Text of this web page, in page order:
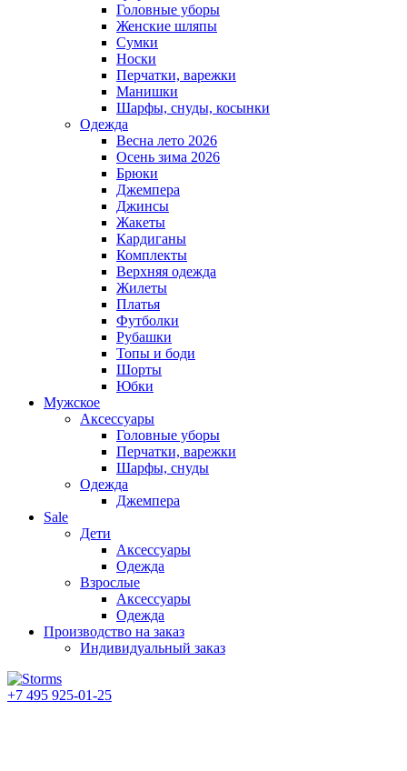
Головные уборы
Женские шляпы
Сумки
Носки
Перчатки, варежки
Манишки
Шарфы, снуды, косынки
Одежда
Весна лето 2026
Осень зима 2026
Брюки
Джемпера
Джинсы
Жакеты
Кардиганы
Комплекты
Верхняя одежда
Жилеты
Платья
Футболки
Рубашки
Топы и боди
Шорты
Юбки
Мужское
Аксессуары
Головные уборы
Перчатки, варежки
Шарфы, снуды
Одежда
Джемпера
Sale
Дети
Аксессуары
Одежда
Взрослые
Аксессуары
Одежда
Производство на заказ
Индивидуальный заказ
+7 495 925-01-25